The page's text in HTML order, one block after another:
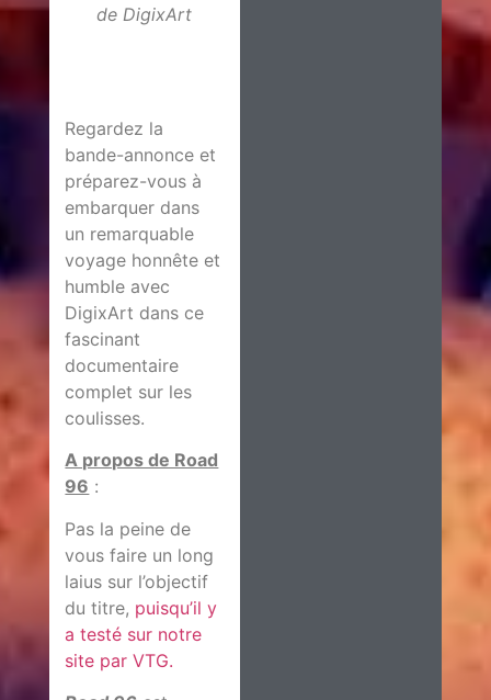
de DigixArt
Regardez la
bande-annonce et
préparez-vous à
embarquer dans
un remarquable
voyage honnête et
humble avec
DigixArt dans ce
fascinant
documentaire
complet sur les
coulisses.
A propos de Road
96 :
Pas la peine de
vous faire un long
laius sur l’objectif
du titre, puisqu’il y
a testé sur notre
site par VTG.